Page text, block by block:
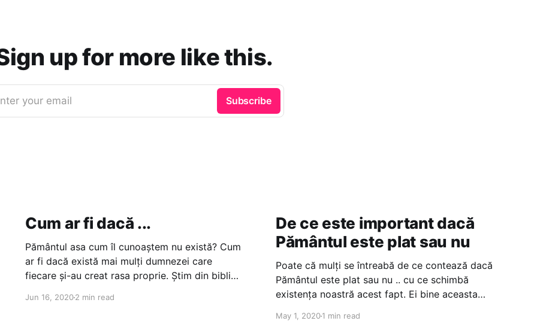
up for more like this.
your email Subscribe
Cum ar fi dacă ...
Pământul asa cum îl cunoaștem nu există? Cum
ar fi dacă există mai mulți dumnezei care
fiecare și-au creat rasa proprie. Știm din biblie
5000 de ani. Dar avem date că a existat viață
Jun 16, 20202 min read
De ce este important dacă
Pământul este plat sau nu
Poate că mulți se întreabă de ce contează dacă
Pământul este plat sau nu .. cu ce schimbă
existența noastră acest fapt. Ei bine aceasta
adevărat, înseamnă că nu mai suntem o planetă
May 1, 20201 min read